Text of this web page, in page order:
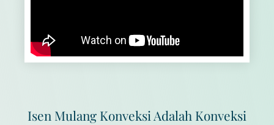
Isen Mulang Konveksi Adalah Konveksi